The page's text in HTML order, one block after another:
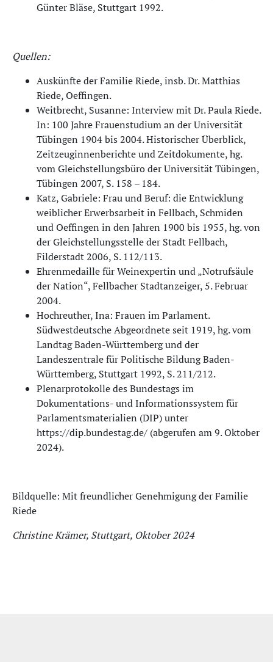
Günter Bläse, Stuttgart 1992.
Quellen:
Auskünfte der Familie Riede, insb. Dr. Matthias
Riede, Oeffingen.
Weitbrecht, Susanne: Interview mit Dr. Paula Riede.
In: 100 Jahre Frauenstudium an der Universität
Tübingen 1904 bis 2004. Historischer Überblick,
Zeitzeuginnenberichte und Zeitdokumente, hg.
vom Gleichstellungsbüro der Universität Tübingen,
Tübingen 2007, S. 158 – 184.
Katz, Gabriele: Frau und Beruf: die Entwicklung
weiblicher Erwerbsarbeit in Fellbach, Schmiden
und Oeffingen in den Jahren 1900 bis 1955, hg. von
der Gleichstellungsstelle der Stadt Fellbach,
Filderstadt 2006, S. 112/113.
Ehrenmedaille für Weinexpertin und „Notrufsäule
der Nation“, Fellbacher Stadtanzeiger, 5. Februar
2004.
Hochreuther, Ina: Frauen im Parlament.
Südwestdeutsche Abgeordnete seit 1919, hg. vom
Landtag Baden-Württemberg und der
Landeszentrale für Politische Bildung Baden-
Württemberg, Stuttgart 1992, S. 211/212.
Plenarprotokolle des Bundestags im
Dokumentations- und Informationssystem für
Parlamentsmaterialien (DIP) unter
https://dip.bundestag.de/ (abgerufen am 9. Oktober
2024).
Bildquelle: Mit freundlicher Genehmigung der Familie
Riede
Christine Krämer, Stuttgart, Oktober 2024